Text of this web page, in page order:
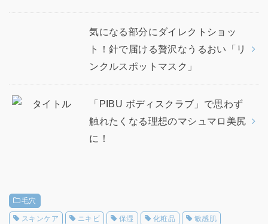
気になる部分にダイレクトショッ
ト！針で届ける贅沢なうるおい「リ
ンクルスポットマスク」
「PIBU ボディスクラブ」で思わず
触れたくなる理想のマシュマロ美尻
に！
毛穴
スキンケア ニキビ 保湿 化粧品 敏感肌